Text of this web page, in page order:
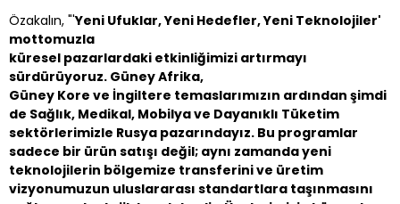
Özakalın, "'Yeni Ufuklar, Yeni Hedefler, Yeni Teknolojiler'
mottomuzla
küresel pazarlardaki etkinliğimizi artırmayı
sürdürüyoruz. Güney Afrika,
Güney Kore ve İngiltere temaslarımızın ardından şimdi
de Sağlık, Medikal, Mobilya ve Dayanıklı Tüketim
sektörlerimizle Rusya pazarındayız. Bu programlar
sadece bir ürün satışı değil; aynı zamanda yeni
teknolojilerin bölgemize transferini ve üretim
vizyonumuzun uluslararası standartlara taşınmasını